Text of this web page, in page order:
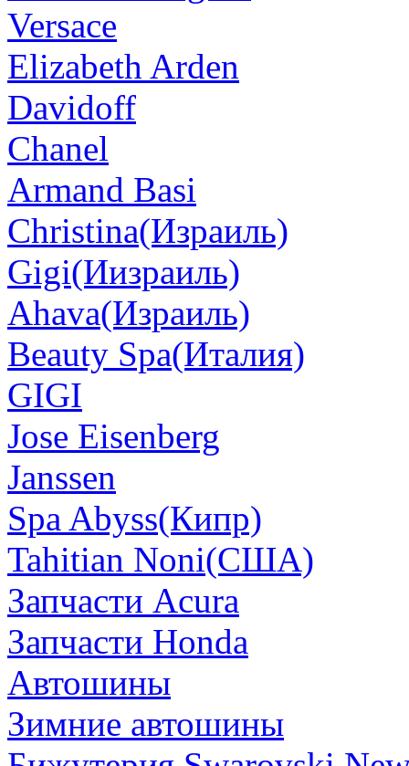
Versace
Elizabeth Arden
Davidoff
Chanel
Armand Basi
Christina(Израиль)
Gigi(Иизраиль)
Ahava(Израиль)
Beauty Spa(Италия)
GIGI
Jose Eisenberg
Janssen
Spa Abyss(Кипр)
Tahitian Noni(США)
Запчасти Acura
Запчасти Honda
Автошины
Зимние автошины